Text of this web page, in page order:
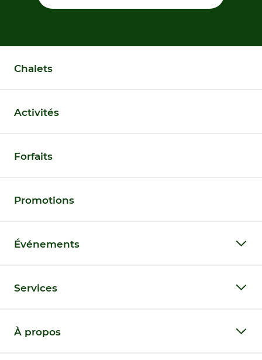
Chalets
Activités
Forfaits
Promotions
Événements
Services
À propos